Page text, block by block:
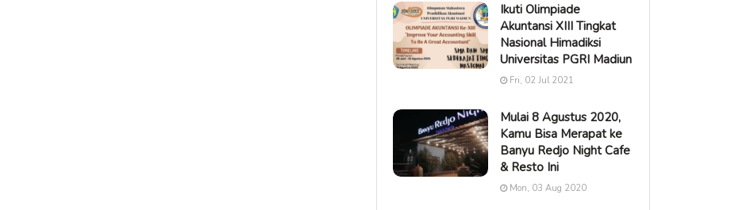
Ikuti Olimpiade
Akuntansi XIII Tingkat
Nasional Himadiksi
Universitas PGRI Madiun
Fri, 02 Jul 2021
Mulai 8 Agustus 2020,
Kamu Bisa Merapat ke
Banyu Redjo Night Cafe
& Resto Ini
Mon, 03 Aug 2020